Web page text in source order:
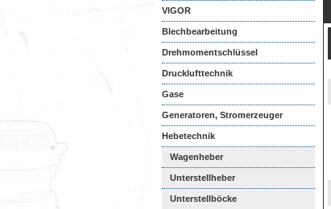
VIGOR
Blechbearbeitung
Drehmomentschlüssel
Drucklufttechnik
Gase
Generatoren, Stromerzeuger
Hebetechnik
Wagenheber
Unterstellheber
Unterstellböcke